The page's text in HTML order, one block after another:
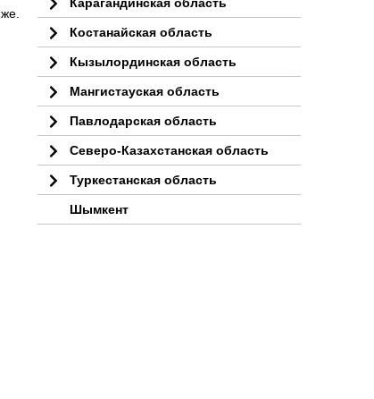
Костанайская область
Кызылординская область
Мангистауская область
Павлодарская область
Северо-Казахстанская область
Туркестанская область
Шымкент